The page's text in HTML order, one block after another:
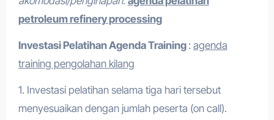
petroleum refinery processing
Investasi PelatihanAgenda Training : agenda
training pengolahan kilang
1. Investasi pelatihan selama tiga hari tersebut
menyesuaikan dengan jumlah peserta (on call).